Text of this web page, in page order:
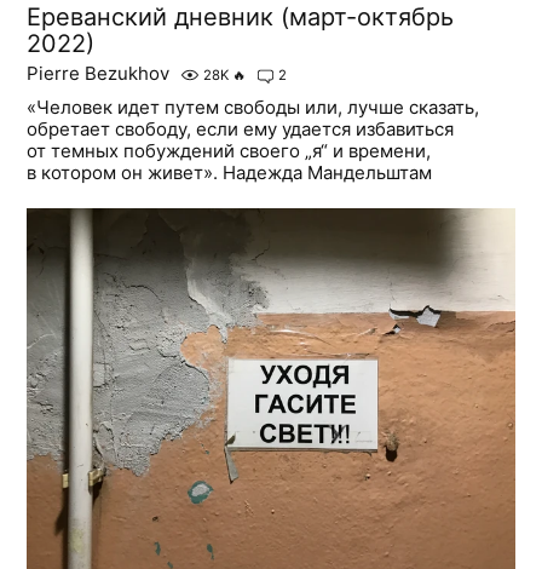
Ереванский дневник (март-октябрь
2022)
Pierre Bezukhov 28K 🔥 2
«Человек идет путем свободы или, лучше сказать,
обретает свободу, если ему удается избавиться
от темных побуждений своего „я“ и времени,
в котором он живет». Надежда Мандельштам